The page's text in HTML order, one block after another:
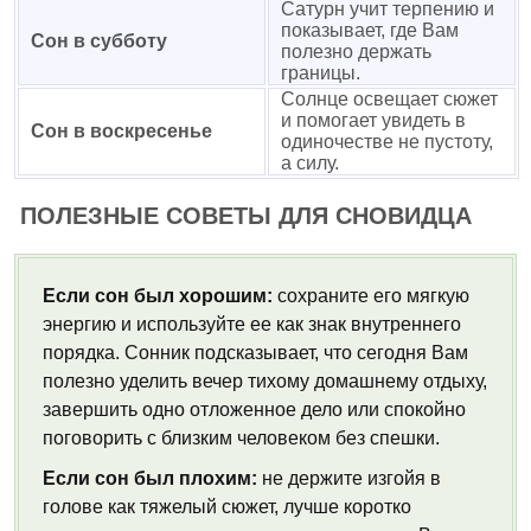
Сон в субботу
Сатурн учит терпению и
показывает, где Вам
полезно держать
границы.
Сон в воскресенье
Солнце освещает сюжет
и помогает увидеть в
одиночестве не пустоту,
а силу.
ПОЛЕЗНЫЕ СОВЕТЫ ДЛЯ СНОВИДЦА
Если сон был хорошим: сохраните его мягкую
энергию и используйте ее как знак внутреннего
порядка. Сонник подсказывает, что сегодня Вам
полезно уделить вечер тихому домашнему отдыху,
завершить одно отложенное дело или спокойно
поговорить с близким человеком без спешки.
Если сон был плохим: не держите изгойя в
голове как тяжелый сюжет, лучше коротко